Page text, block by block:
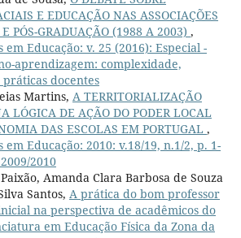
E EDUCAÇÃO NAS ASSOCIAÇÕES
PÓS-GRADUAÇÃO (1988 A 2003) ,
em Educação: v. 25 (2016): Especial -
aprendizagem: complexidade,
docentes
Martins, A TERRITORIALIZAÇÃO
LÓGICA DE AÇÃO DO PODER LOCAL
DAS ESCOLAS EM PORTUGAL ,
em Educação: 2010: v.18/19, n.1/2, p. 1-
2010
Amanda Clara Barbosa de Souza
Santos, A prática do bom professor
na perspectiva de acadêmicos do
em Educação Física da Zona da